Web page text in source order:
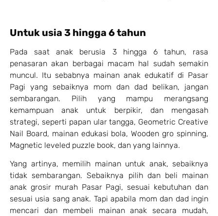
Untuk usia 3 hingga 6 tahun
Pada saat anak berusia 3 hingga 6 tahun, rasa
penasaran akan berbagai macam hal sudah semakin
muncul. Itu sebabnya mainan anak edukatif di Pasar
Pagi yang sebaiknya mom dan dad belikan, jangan
sembarangan. Pilih yang mampu merangsang
kemampuan anak untuk berpikir, dan mengasah
strategi, seperti papan ular tangga, Geometric Creative
Nail Board, mainan edukasi bola, Wooden gro spinning,
Magnetic leveled puzzle book, dan yang lainnya.
Yang artinya, memilih mainan untuk anak, sebaiknya
tidak sembarangan. Sebaiknya pilih dan beli mainan
anak grosir murah Pasar Pagi, sesuai kebutuhan dan
sesuai usia sang anak. Tapi apabila mom dan dad ingin
mencari dan membeli mainan anak secara mudah,